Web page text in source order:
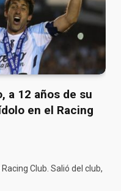
a 12 años de su
en el Racing
Club. Salió del club,